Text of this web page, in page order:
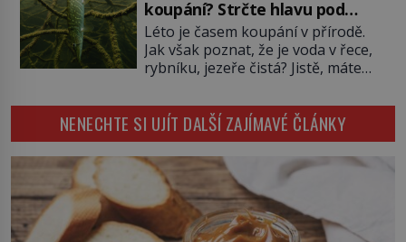
i v Evropě? Vznik tsunami si […]
plačky smutně žmoulají kapesníky
nikoli při smutečním obřadu, ale
při pohledu na výši vyměřené
podpory v nezaměstnanosti. Kam
který si vysloužil název „Veselý“,
najdeme v rumunské vesnici
Sapanta, nedaleko hranic […]
koupání? Strčte hlavu pod
hladinu!
Léto je časem koupání v přírodě.
Jak však poznat, že je voda v řece,
rybníku, jezeře čistá? Jistě, máte
hygieniků či podrobit křížovému
výslechu provozovatele přírodního
koupaliště. Existuje ale ještě jiná
alternativa. Jaká? Podívat se pod
hladinu a zjistit, kdo si onu
konkrétní vodní lokalitu oblíbil už
dávno před vámi. Říká se jim
bioindikátory […]
NENECHTE SI UJÍT DALŠÍ ZAJÍMAVÉ ČLÁNKY